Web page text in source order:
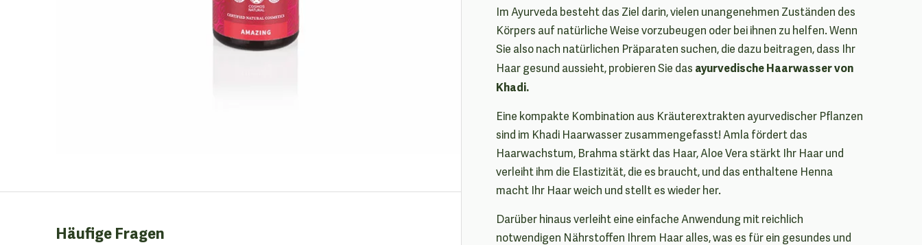
Häufige Fragen
Im Ayurveda besteht das Ziel darin, vielen unangenehmen Zuständen des
Körpers auf natürliche Weise vorzubeugen oder bei ihnen zu helfen. Wenn
Sie also nach natürlichen Präparaten suchen, die dazu beitragen, dass Ihr
Haar gesund aussieht, probieren Sie das ayurvedische Haarwasser von
Khadi.
Eine kompakte Kombination aus Kräuterextrakten ayurvedischer Pflanzen
sind im Khadi Haarwasser zusammengefasst! Amla fördert das
Haarwachstum, Brahma stärkt das Haar, Aloe Vera stärkt Ihr Haar und
verleiht ihm die Elastizität, die es braucht, und das enthaltene Henna
macht Ihr Haar weich und stellt es wieder her.
Darüber hinaus verleiht eine einfache Anwendung mit reichlich
notwendigen Nährstoffen Ihrem Haar alles, was es für ein gesundes und